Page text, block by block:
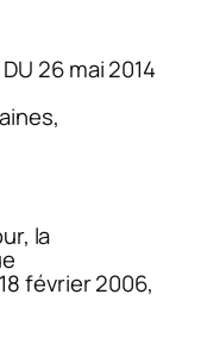
26 mai 2014
la
février 2006,